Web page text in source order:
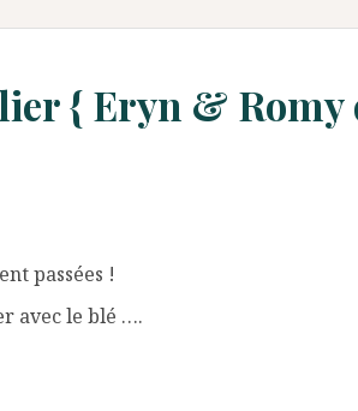
{ Eryn & Romy
passées !
avec le blé ….